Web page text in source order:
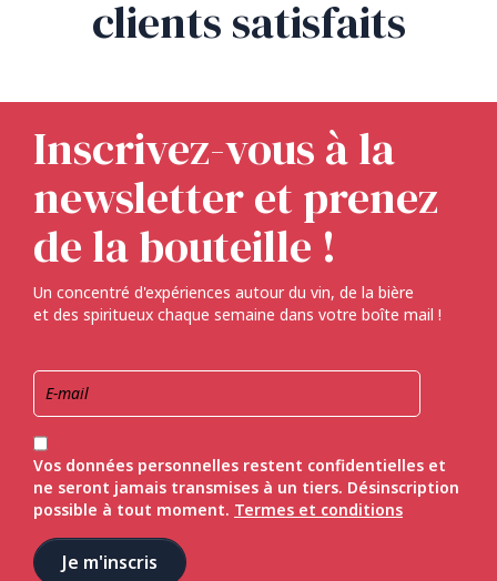
clients satisfaits
Inscrivez-vous à la
newsletter et prenez
de la bouteille !
Un concentré d'expériences autour du vin, de la bière
et des spiritueux chaque semaine dans votre boîte mail !
Vos données personnelles restent confidentielles et
ne seront jamais transmises à un tiers. Désinscription
possible à tout moment. Termes et conditions